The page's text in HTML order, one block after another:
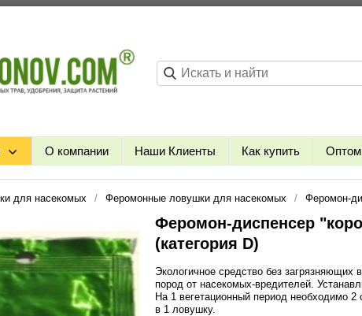
О компании Наши Клиенты Как купить Оптом
для насекомых Феромонные ловушки для насекомых Феромон-
Феромон-диспенсер
(категория D)
Экологичное средство без
пород от насекомых-вредителей.
На 1 вегетационный период необходимо
в 1 ловушку.